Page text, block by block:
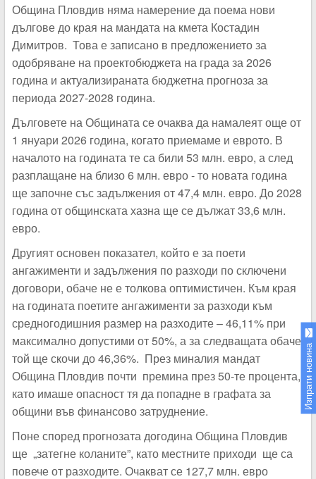
Община Пловдив няма намерение да поема нови
дългове до края на мандата на кмета Костадин
Димитров. Това е записано в предложението за
одобряване на проектобюджета на града за 2026
година и актуализираната бюджетна прогноза за
периода 2027-2028 година.
Дълговете на Общината се очаква да намалеят още от
1 януари 2026 година, когато приемаме и еврото. В
началото на годината те са били 53 млн. евро, а след
разплащане на близо 6 млн. евро - то новата година
ще започне със задължения от 47,4 млн. евро. До 2028
година от общинската хазна ще се дължат 33,6 млн.
евро.
Другият основен показател, който е за поети
ангажименти и задължения по разходи по сключени
договори, обаче не е толкова оптимистичен. Към края
на годината поетите ангажименти за разходи към
средногодишния размер на разходите – 46,11% при
максимално допустими от 50%, а за следващата обаче
той ще скочи до 46,36%. През миналия мандат
Община Пловдив почти премина през 50-те процента,
като имаше опасност тя да попадне в графата за
общини във финансово затруднение.
Поне според прогнозата догодина Община Пловдив
ще „затегне коланите”, като местните приходи ще са
повече от разходите. Очакват се 127,7 млн. евро
Изпрати новина